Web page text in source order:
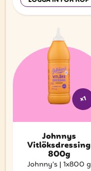
x1
Johnnys
Vitlöksdressing
800g
Johnny's | 1x800 g